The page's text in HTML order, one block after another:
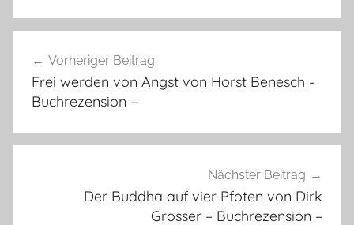
Vorheriger Beitrag
Frei werden von Angst von Horst Benesch -
Buchrezension –
Nächster Beitrag
Der Buddha auf vier Pfoten von Dirk
Grosser – Buchrezension –